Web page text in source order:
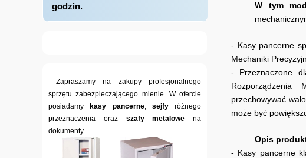
godzin.
Zapraszamy na zakupy profesjonalnego
sprzętu zabezpieczającego mienie. W ofercie
posiadamy
kasy pancerne, sejfyróżnego
przeznaczenia oraz szafy metalowe na
dokumenty.
W tym
- Kasy pancerne
Mechaniki
- Przeznaczone
Rozporządzenia
przechowywać
może być
Opis
- Kasy pancerne